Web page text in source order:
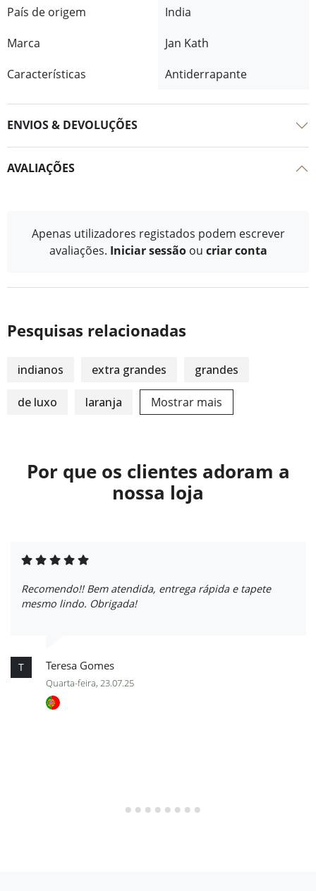
País de origem
India
Marca
Jan Kath
Características
Antiderrapante
ENVIOS & DEVOLUÇÕES
AVALIAÇÕES
Apenas utilizadores registados podem escrever
avaliações. Iniciar sessão ou criar conta
Pesquisas relacionadas
indianos extra grandes grandes
de luxo laranja Mostrar mais
Por que os clientes adoram a
nossa loja
Recomendo!! Bem atendida, entrega rápida e tapete
mesmo lindo. Obrigada!
T Teresa Gomes
Quarta-feira, 23.07.25